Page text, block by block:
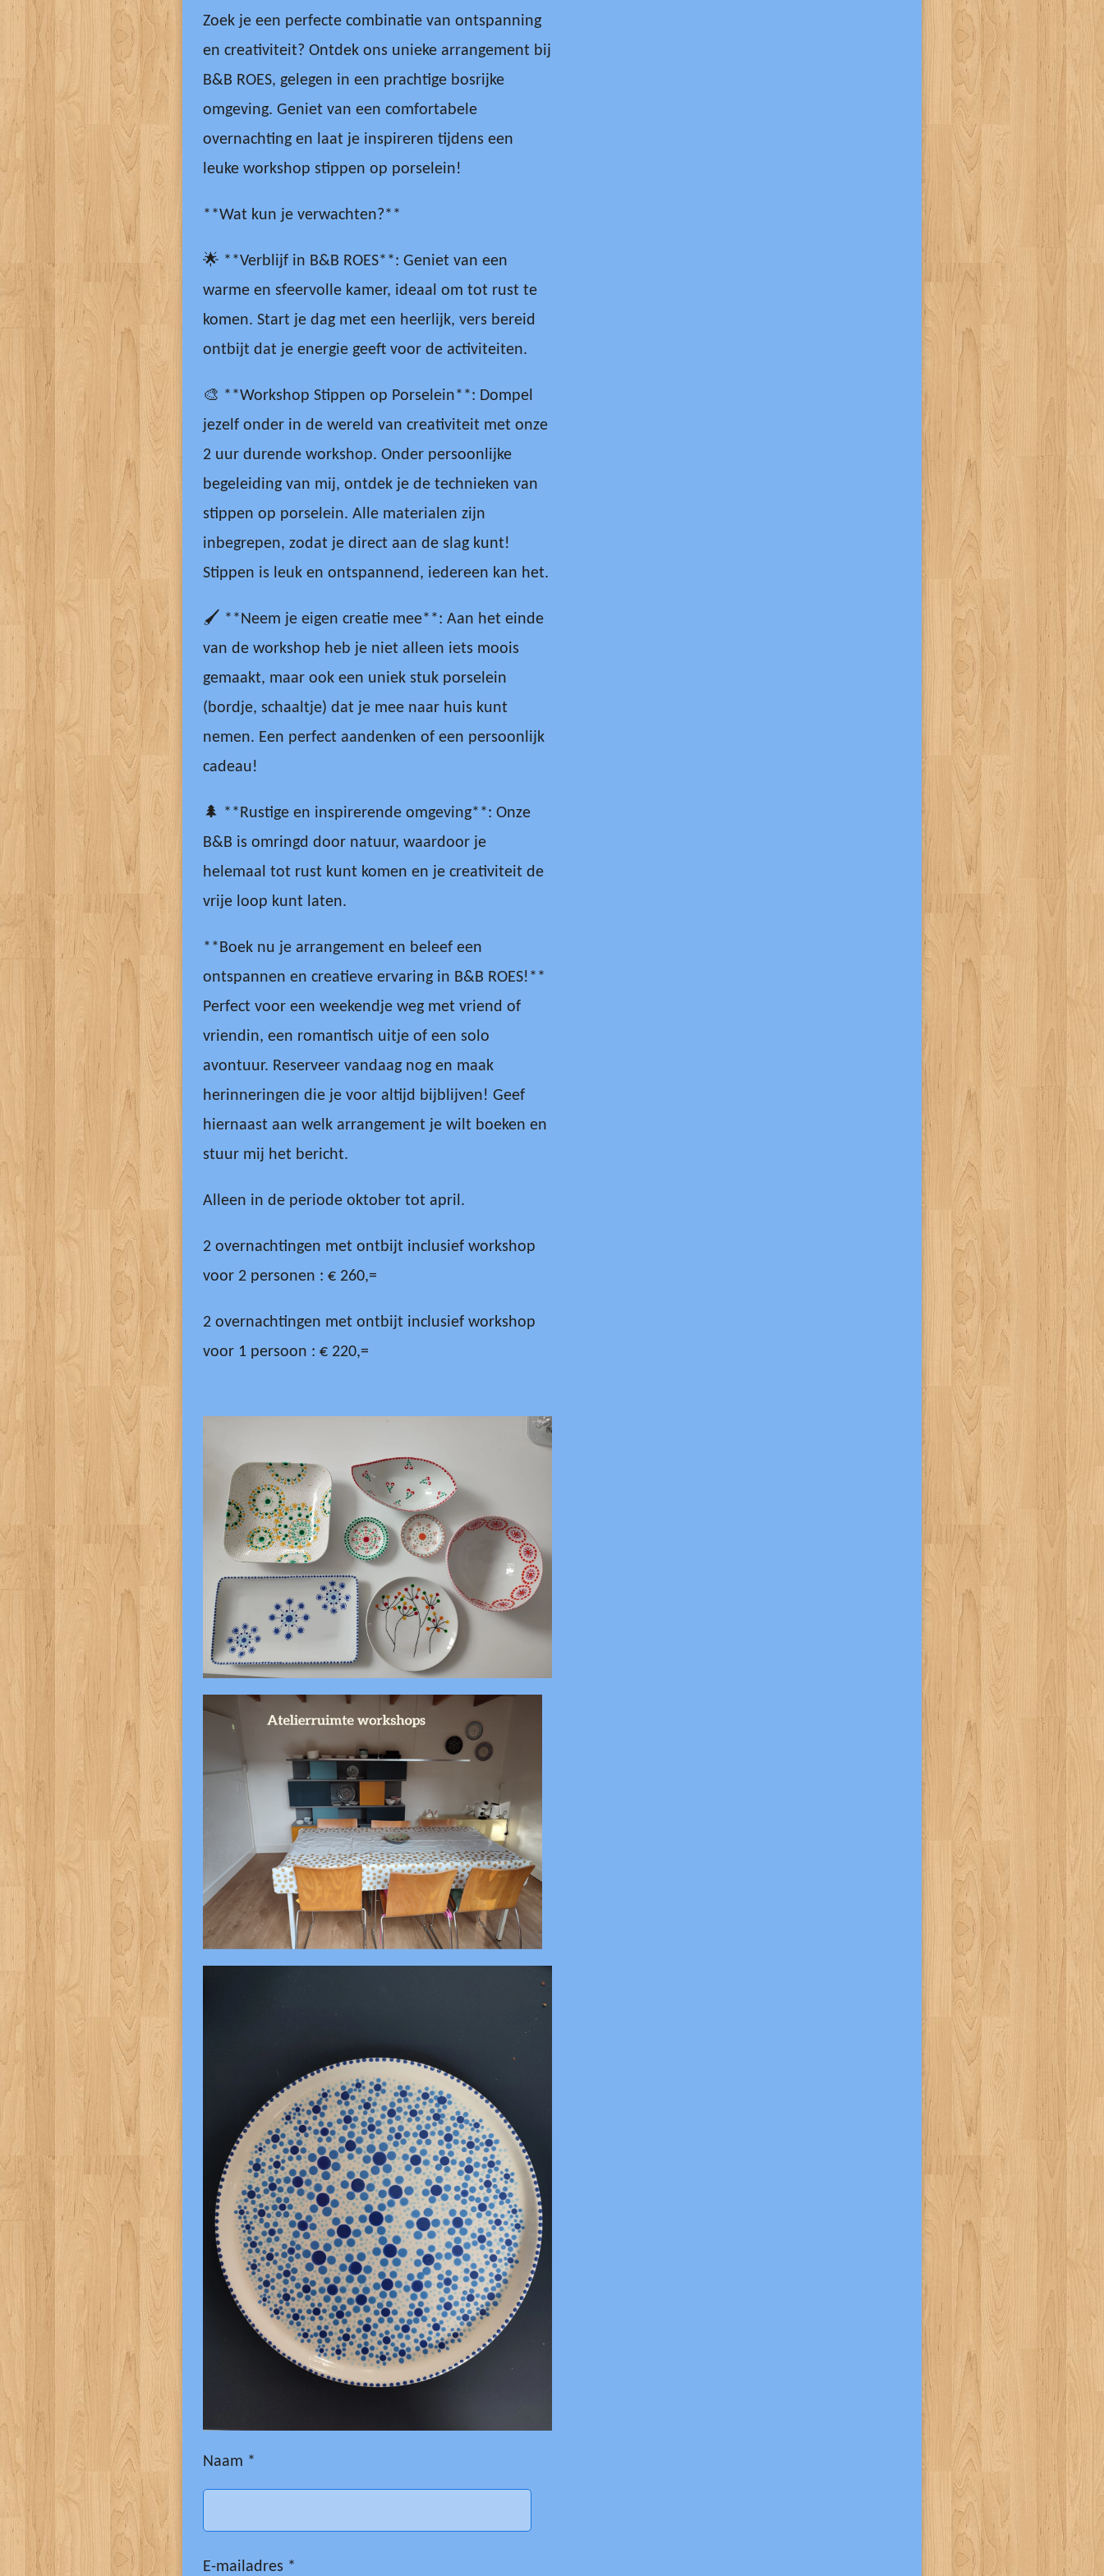
Zoek je een perfecte combinatie van ontspanning
en creativiteit? Ontdek ons unieke arrangement bij
B&B ROES, gelegen in een prachtige bosrijke
omgeving. Geniet van een comfortabele
overnachting en laat je inspireren tijdens een
leuke workshop stippen op porselein!
**Wat kun je verwachten?**
🌟 **Verblijf in B&B ROES**: Geniet van een
warme en sfeervolle kamer, ideaal om tot rust te
komen. Start je dag met een heerlijk, vers bereid
ontbijt dat je energie geeft voor de activiteiten.
🎨 **Workshop Stippen op Porselein**: Dompel
jezelf onder in de wereld van creativiteit met onze
2 uur durende workshop. Onder persoonlijke
begeleiding van mij, ontdek je de technieken van
stippen op porselein. Alle materialen zijn
inbegrepen, zodat je direct aan de slag kunt!
Stippen is leuk en ontspannend, iedereen kan het.
🖌️ **Neem je eigen creatie mee**: Aan het einde
van de workshop heb je niet alleen iets moois
gemaakt, maar ook een uniek stuk porselein
(bordje, schaaltje) dat je mee naar huis kunt
nemen. Een perfect aandenken of een persoonlijk
cadeau!
🌲 **Rustige en inspirerende omgeving**: Onze
B&B is omringd door natuur, waardoor je
helemaal tot rust kunt komen en je creativiteit de
vrije loop kunt laten.
**Boek nu je arrangement en beleef een
ontspannen en creatieve ervaring in B&B ROES!**
Perfect voor een weekendje weg met vriend of
vriendin, een romantisch uitje of een solo
avontuur. Reserveer vandaag nog en maak
herinneringen die je voor altijd bijblijven! Geef
hiernaast aan welk arrangement je wilt boeken en
stuur mij het bericht.
Alleen in de periode oktober tot april.
2 overnachtingen met ontbijt inclusief workshop
voor 2 personen : € 260,=
2 overnachtingen met ontbijt inclusief workshop
voor 1 persoon : € 220,=
Naam *
E-mailadres *